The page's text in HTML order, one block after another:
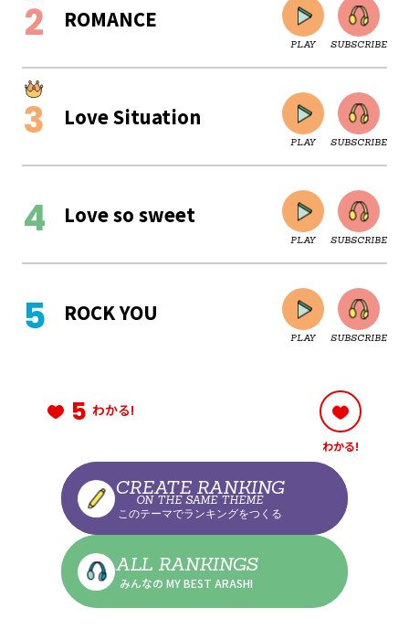
ROMANCE
PLAY SUBSCRIBE
Love Situation
PLAY SUBSCRIBE
Love so sweet
PLAY SUBSCRIBE
CLOSE
ROCK YOU
PLAY SUBSCRIBE
CLOSE
5 わかる!
わかる!
CREATE RANKING
ON THE SAME THEME
このテーマでランキングをつくる
ALL RANKINGS
みんなの MY BEST ARASHI